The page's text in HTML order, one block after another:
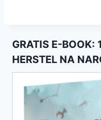
GRATIS E-BOOK:
HERSTEL NA